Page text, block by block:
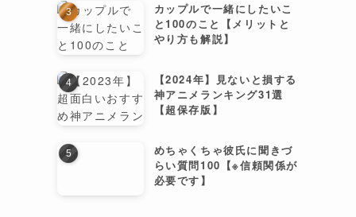
カップルで一緒にしたいこ
と100のこと【メリットと
やり方も解説】
【2024年】見ないと損する
神アニメランキング31選
【超保存版】
めちゃくちゃ彼氏に聞きづ
らい質問100【※信頼関係が
必要です】